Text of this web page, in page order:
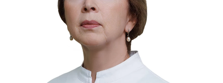
Прием хирурга
Прием стоматолога
Тесты на COVID-19 (антиген к SARS-CoV-2)
Прием невролога